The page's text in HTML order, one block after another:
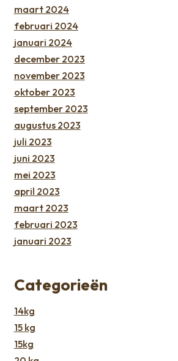
maart 2024
februari 2024
januari 2024
december 2023
november 2023
oktober 2023
september 2023
augustus 2023
juli 2023
juni 2023
mei 2023
april 2023
maart 2023
februari 2023
januari 2023
Categorieën
14kg
15 kg
15kg